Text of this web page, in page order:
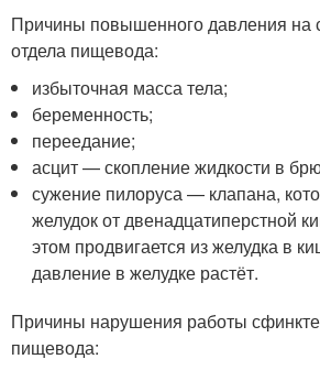
Причины повышенного давления на
отдела пищевода:
избыточная масса тела;
беременность;
переедание;
асцит — скопление жидкости в
сужение пилоруса — клапана,
желудок от двенадцатиперстной
этом продвигается из желудка в
давление в желудке растёт.
Причины нарушения работы
пищевода: